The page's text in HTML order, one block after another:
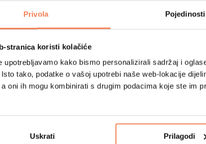
Privola Pojedinosti
stranica koristi kolačiće
upotrebljavamo kako bismo personalizirali sadržaj i
tako, podatke o vašoj upotrebi naše web-lokacije
oni ih mogu kombinirati s drugim podacima koje ste im
Uskrati Prilagodi
proteini